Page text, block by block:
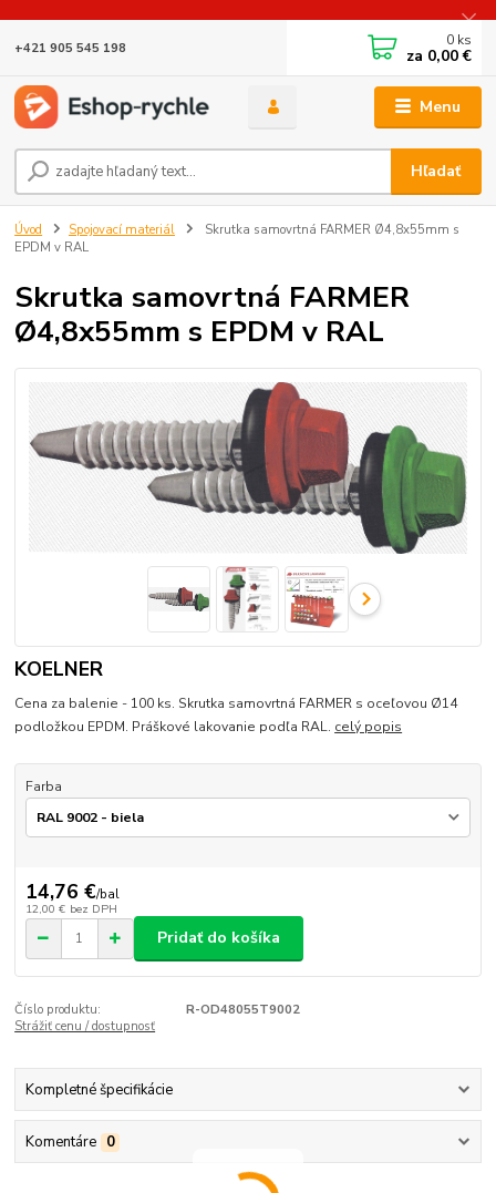
Menu
Hľadať
+421 905 545 198 0 ks
za 0,00 €
Úvod Spojovací materiál
Skrutka samovrtná FARMER Ø4,8x55mm s
EPDM v RAL
Skrutka samovrtná FARMER
Ø4,8x55mm s EPDM v RAL
KOELNER
Cena za balenie - 100 ks. Skrutka samovrtná FARMER s oceľovou Ø14
podložkou EPDM. Práškové lakovanie podľa RAL. celý popis
Farba
14,76 €/bal
12,00 € bez DPH
Pridať do košíka
Číslo produktu:
R-OD48055T9002
Strážiť cenu / dostupnosť
Kompletné špecifikácie
Komentáre 0